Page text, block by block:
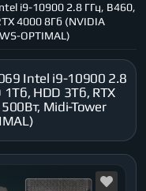
i9-10900 2.8 ГГц, B460,
4000 8Гб (NVIDIA
OPTIMAL)
Intel i9-10900 2.8
1Тб, HDD 3Тб, RTX
Midi-Tower